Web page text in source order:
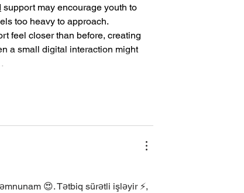
support may encourage youth to
too heavy to approach.
feel closer than before, creating
a small digital interaction might
😍. Tətbiq sürətli işləyir ⚡,